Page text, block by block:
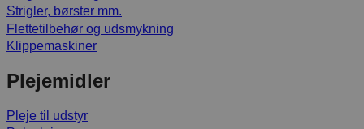
Strigler, børster mm.
Flettetilbehør og udsmykning
Klippemaskiner
Plejemidler
Pleje til udstyr